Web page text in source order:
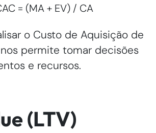
= (MA + EV) / CA
o Custo de Aquisição de
permite tomar decisões
e recursos.
(LTV)